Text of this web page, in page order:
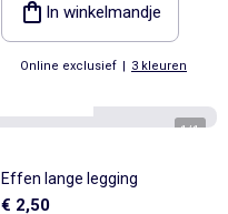
In winkelmandje
Online exclusief | 3 kleuren
1/1
Effen lange legging
€ 2,50